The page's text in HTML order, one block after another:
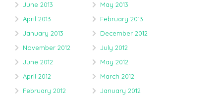
June 2013
May 2013
April 2013
February 2013
January 2013
December 2012
November 2012
July 2012
June 2012
May 2012
April 2012
March 2012
February 2012
January 2012